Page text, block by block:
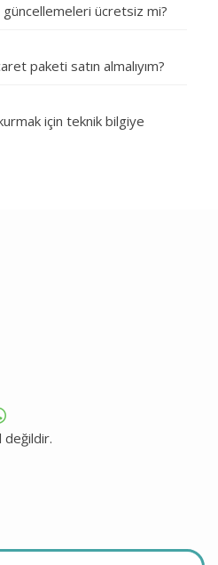
güncellemeleri ücretsiz mi?
paketi satın almalıyım?
için teknik bilgiye
değildir.